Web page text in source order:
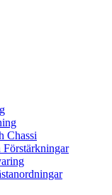
Chassi